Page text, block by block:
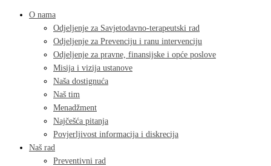
O nama
Odjeljenje za Savjetodavno-terapeutski rad
Odjeljenje za Prevenciju i ranu intervenciju
Odjeljenje za pravne, finansijske i opće poslove
Misija i vizija ustanove
Naša dostignuća
Naš tim
Menadžment
Najčešća pitanja
Povjerljivost informacija i diskrecija
Naš rad
Preventivni rad